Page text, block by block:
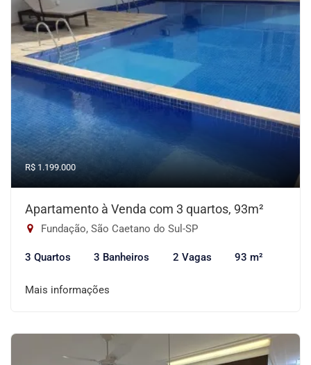
R$ 1.199.000
Apartamento à Venda com 3 quartos, 93m²
Fundação, São Caetano do Sul-SP
3 Quartos 3 Banheiros 2 Vagas 93 m²
Mais informações